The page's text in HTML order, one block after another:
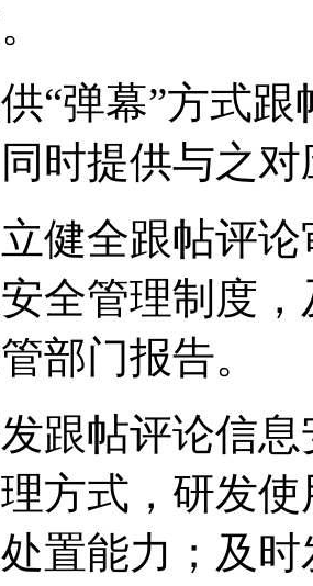
供“弹幕”方式
时提供与之
立健全跟帖评
全管理制度
部门报告。
发跟帖评论信
方式，研发
置能力；及